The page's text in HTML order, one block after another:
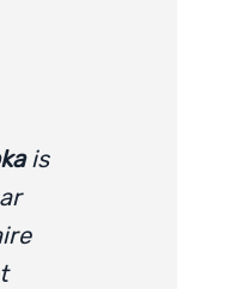
is